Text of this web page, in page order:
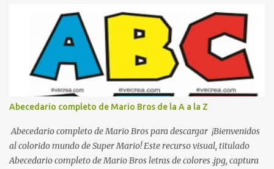
decorativo que hace que la institución luzca más ordenada,
moderna y acogedora. Pensando en esta necesidad, he diseñado
una colección de letreros útiles para la escuela con un estilo
elegante, fácil de leer y listo para imprimir en alta calidad. Su
diseño busca combinar funcionalidad y estética, logrando que
cualquier institución educativa proyecte una imagen más
organizada y profesional. ¿Por qué son importantes los letreros
escolares? En una escuela conviven diariamente cientos de
personas. Para quienes visitan la institución por primera vez,
encontrar la biblioteca, la dirección o un aula específica puede
resultar c...
Abecedario completo de Mario Bros de la A a la Z
Abecedario completo de Mario Bros para descargar ¡Bienvenidos
al colorido mundo de Super Mario! Este recurso visual, titulado
Abecedario completo de Mario Bros letras de colores .jpg, captura